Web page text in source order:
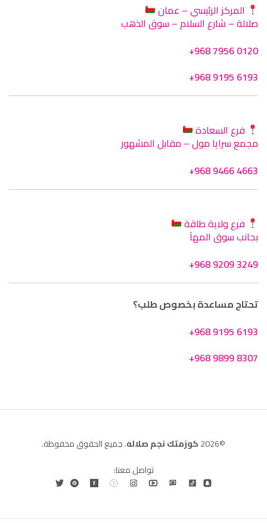
المركز الرئيسي – عمان
صلالة – شارع السلام – سوق الذهب
+968 7956 0120
+968 9195 6193
فرع السعادة
مجمع سرايا مول – مقابل المشهور
+968 9466 4663
فرع ولاية طاقة
بجانب سوق المهآ
+968 9209 3249
تحتاج مساعدة بخصوص طلب؟
+968 9195 6193
+968 9899 8307
©2026 كوزمتك نجم صلاله. جميع الحقوق محفوظة.
تواصل معنا: